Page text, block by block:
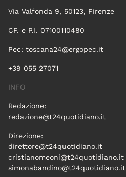
Via Valfonda 9, 50123, Firenze
CF. e P.I. 07100110480
Pec: toscana24@ergopec.it
+39 055 27071
INFO
Redazione:
redazione@t24quotidiano.it
Direzione:
direttore@t24quotidiano.it
cristianomeoni@t24quotidiano.it
simonabandino@t24quotidiano.it